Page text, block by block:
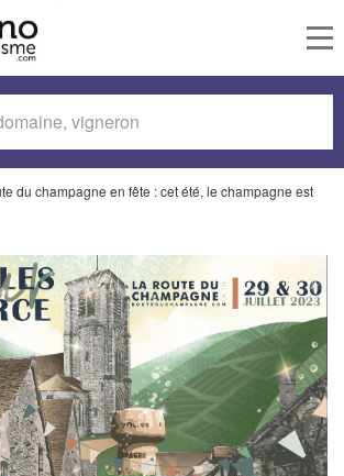
du champagne en fête : cet été, le champagne est